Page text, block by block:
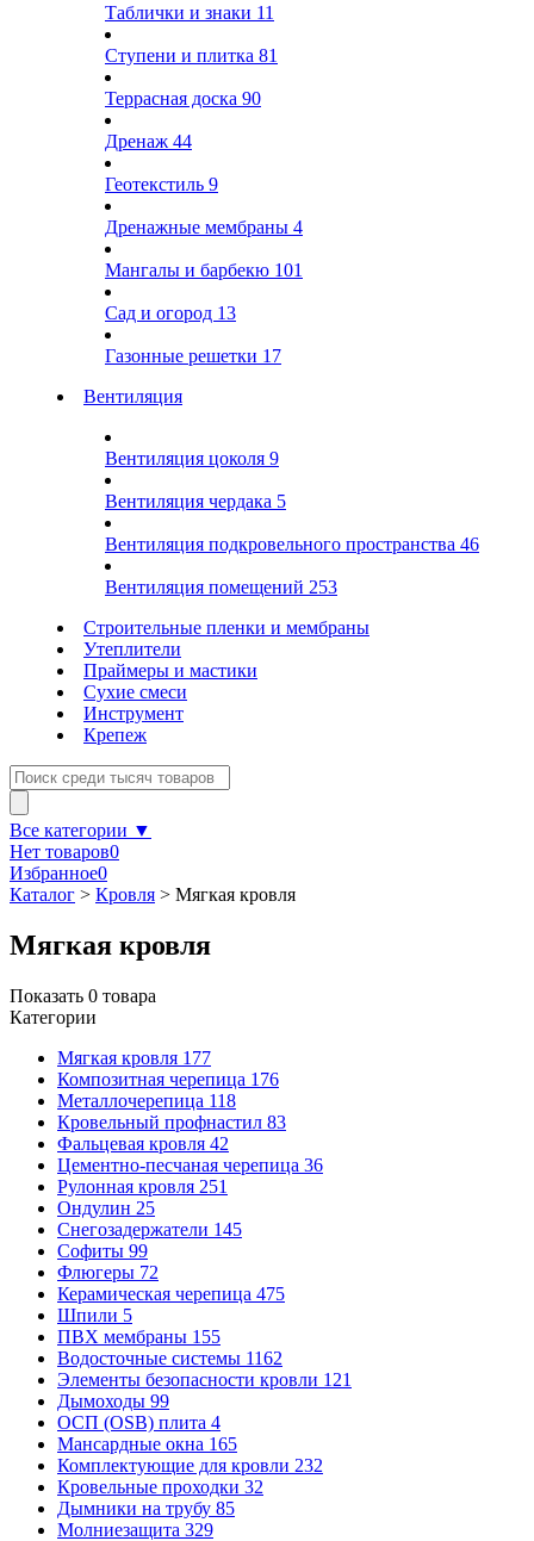
Таблички и знаки 11
Ступени и плитка 81
Террасная доска 90
Дренаж 44
Геотекстиль 9
Дренажные мембраны 4
Мангалы и барбекю 101
Сад и огород 13
Газонные решетки 17
Вентиляция
Вентиляция цоколя 9
Вентиляция чердака 5
Вентиляция подкровельного пространства 46
Вентиляция помещений 253
Строительные пленки и мембраны
Утеплители
Праймеры и мастики
Сухие смеси
Инструмент
Крепеж
Все категории ▼
Нет товаров0
Избранное0
Каталог > Кровля > Мягкая кровля
Мягкая кровля
Показать 0 товара
Категории
Мягкая кровля 177
Композитная черепица 176
Металлочерепица 118
Кровельный профнастил 83
Фальцевая кровля 42
Цементно-песчаная черепица 36
Рулонная кровля 251
Ондулин 25
Снегозадержатели 145
Софиты 99
Флюгеры 72
Керамическая черепица 475
Шпили 5
ПВХ мембраны 155
Водосточные системы 1162
Элементы безопасности кровли 121
Дымоходы 99
ОСП (OSB) плита 4
Мансардные окна 165
Комплектующие для кровли 232
Кровельные проходки 32
Дымники на трубу 85
Молниезащита 329